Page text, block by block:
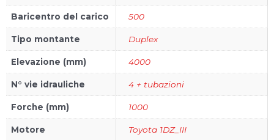
Baricentro del carico 500
Tipo montante Duplex
Elevazione (mm) 4000
N° vie idrauliche 4 + tubazioni
Forche (mm) 1000
Motore Toyota 1DZ_III